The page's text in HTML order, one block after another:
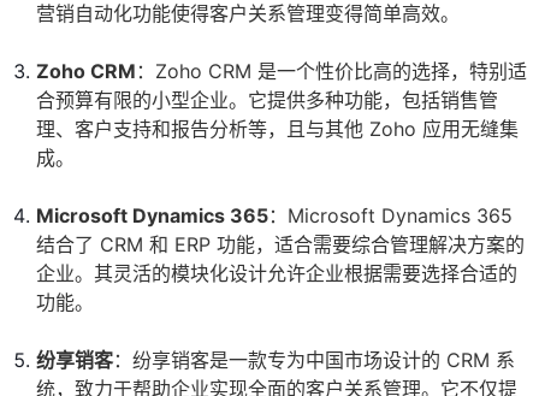
营销自动化功能使得客户关系管理变得简单高效。
Zoho CRM ：Zoho CRM 是一个性价比高的选择，特别适
合预算有限的小型企业。它提供多种功能，包括销售管
理、客户支持和报告分析等，且与其他 Zoho 应用无缝集
成。
Microsoft Dynamics 365：Microsoft Dynamics 365
结合了 CRM 和 ERP 功能，适合需要综合管理解决方案的
企业。其灵活的模块化设计允许企业根据需要选择合适的
功能。
纷享销客：纷享销客是一款专为中国市场设计的 CRM 系
统，致力于帮助企业实现全面的客户关系管理。它不仅提